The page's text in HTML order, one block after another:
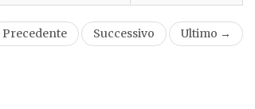
Precedente Successivo Ultimo →